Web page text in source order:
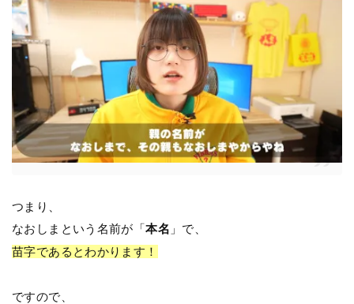
つまり、
なおしまという名前が「本名 」で、
苗字であるとわかります！
ですので、